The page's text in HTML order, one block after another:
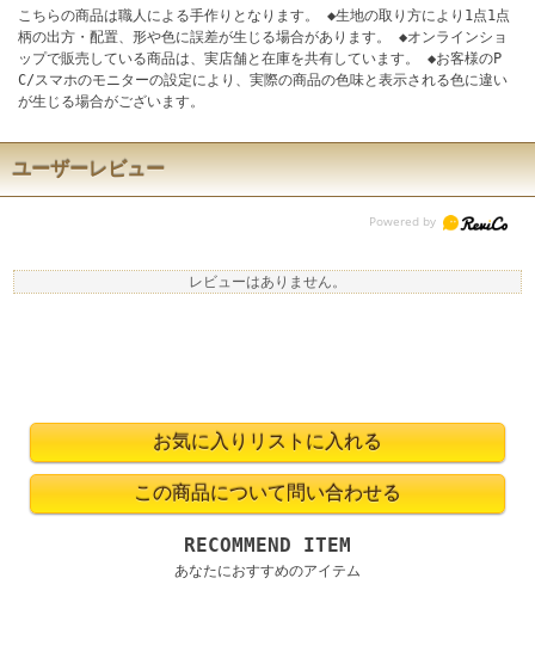
こちらの商品は職人による手作りとなります。 ◆生地の取り方により1点1点
柄の出方・配置、形や色に誤差が生じる場合があります。 ◆オンラインショ
ップで販売している商品は、実店舗と在庫を共有しています。 ◆お客様のP
C/スマホのモニターの設定により、実際の商品の色味と表示される色に違い
が生じる場合がございます。
ユーザーレビュー
レビューはありません。
RECOMMEND ITEM
あなたにおすすめのアイテム